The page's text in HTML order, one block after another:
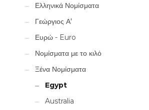
Ελληνικά Νομίσματα
Γεώργιος Α'
Ευρώ - Euro
Νομίσματα με το κιλό
Ξένα Νομίσματα
Egypt
Australia